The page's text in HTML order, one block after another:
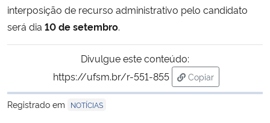
Gabinete de Segurança Institucional
Banco Central do Brasil
Planalto
interposição de recurso administrativo pelo candidato
será dia 10 de setembro.
Divulgue este conteúdo:
https://ufsm.br/r-551-855
Copiar
para área de
Registrado em
NOTÍCIAS